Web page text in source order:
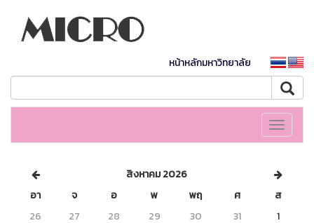
หน้าหลักมหาวิทยาลัย
Toggle
สิงหาคม 2026
อา
จ อ พ พฤ ศ
ส
26
27 28 29 30 31
1